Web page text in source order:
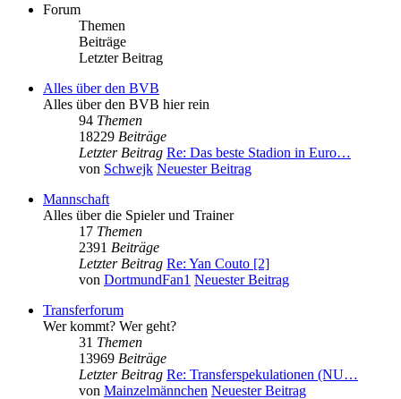
Forum
Themen
Beiträge
Letzter Beitrag
Alles über den BVB
Alles über den BVB hier rein
94 Themen
18229 Beiträge
Letzter Beitrag Re: Das beste Stadion in Euro…
von Schwejk Neuester Beitrag
Mannschaft
Alles über die Spieler und Trainer
17 Themen
2391 Beiträge
Letzter Beitrag Re: Yan Couto [2]
von DortmundFan1 Neuester Beitrag
Transferforum
Wer kommt? Wer geht?
31 Themen
13969 Beiträge
Letzter Beitrag Re: Transferspekulationen (NU…
von Mainzelmännchen Neuester Beitrag